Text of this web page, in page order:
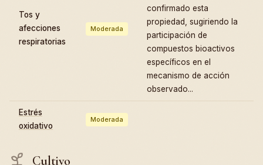
Tos y
afecciones
respiratorias
Moderada
confirmado esta
propiedad, sugiriendo la
participación de
compuestos bioactivos
específicos en el
mecanismo de acción
observado...
Estrés
oxidativo
Moderada
Cultivo